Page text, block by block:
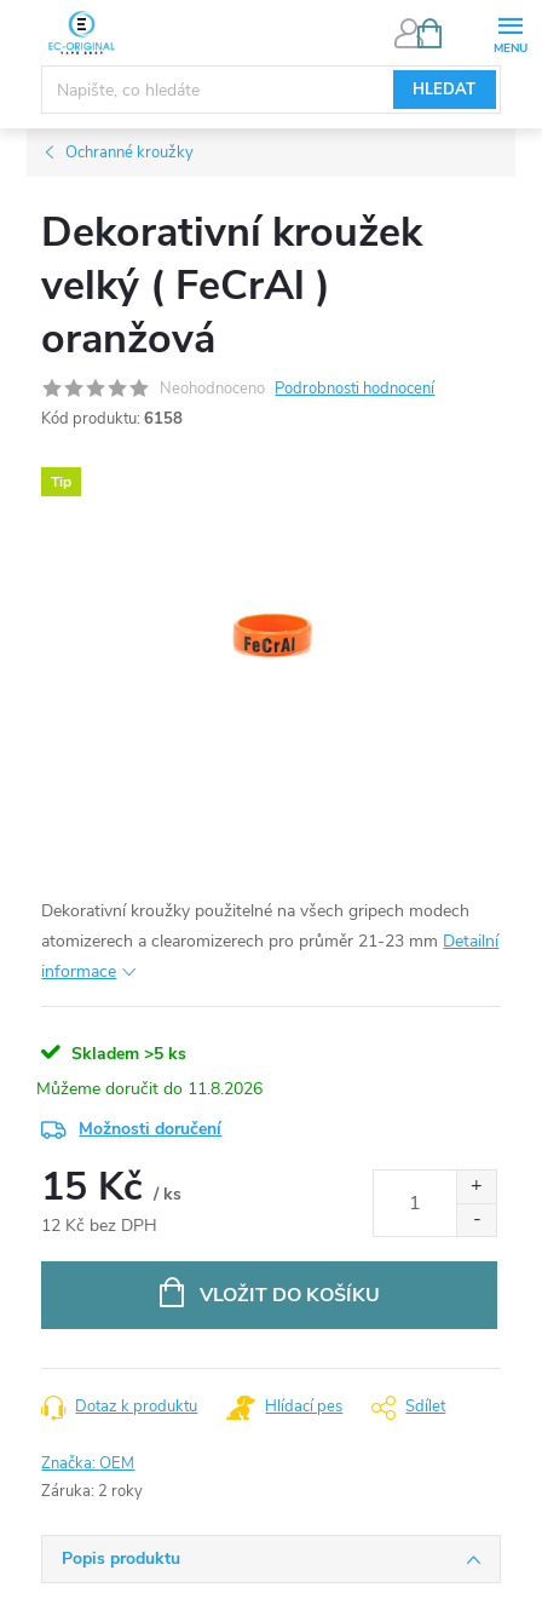
obsah
HLEDAT
NÁKUPNÍ
Ochranné kroužky
Dekorativní kroužek
velký ( FeCrAl )
oranžová
Neohodnoceno Podrobnosti hodnocení
Kód produktu: 6158
Tip
Dekorativní kroužky použitelné na všech gripech modech
atomizerech a clearomizerech pro průměr 21-23 mm Detailní
informace
Skladem >5 ks
11.8.2026
Možnosti doručení
15 Kč/ ks
12 Kč bez DPH
VLOŽIT DO KOŠÍKU
Dotaz k produktu Hlídací pes Sdílet
Značka:OEM
Záruka: 2 roky
Popis produktu